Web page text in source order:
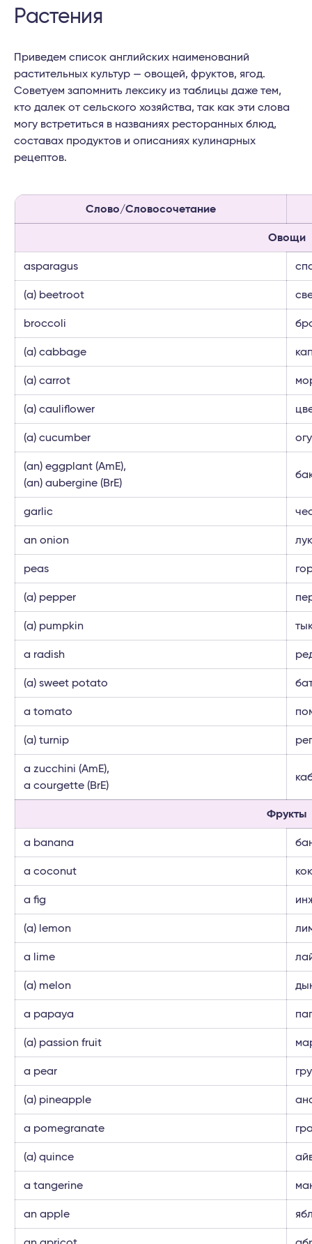
Растения
Приведем список английских наименований
растительных культур — овощей, фруктов, ягод.
Советуем запомнить лексику из таблицы даже тем,
кто далек от сельского хозяйства, так как эти слова
могу встретиться в названиях ресторанных блюд,
составах продуктов и описаниях кулинарных
рецептов.
Слово/Словосочетание
Овощи
asparagus
(a) beetroot
broccoli
(a) cabbage
(a) carrot
(a) cauliflower
(a) cucumber
(an) eggplant (AmE),
(an) aubergine (BrE)
garlic
an onion лук
peas
(a) pepper
(a) pumpkin
a radish
(a) sweet potato
a tomato
(a) turnip
a zucchini (AmE),
a courgette (BrE)
Фрукты
a banana
a coconut
a fig
(a) lemon
a lime
(a) melon
a papaya
(a) passion fruit
a pear
(a) pineapple
a pomegranate
(a) quince
a tangerine
an apple